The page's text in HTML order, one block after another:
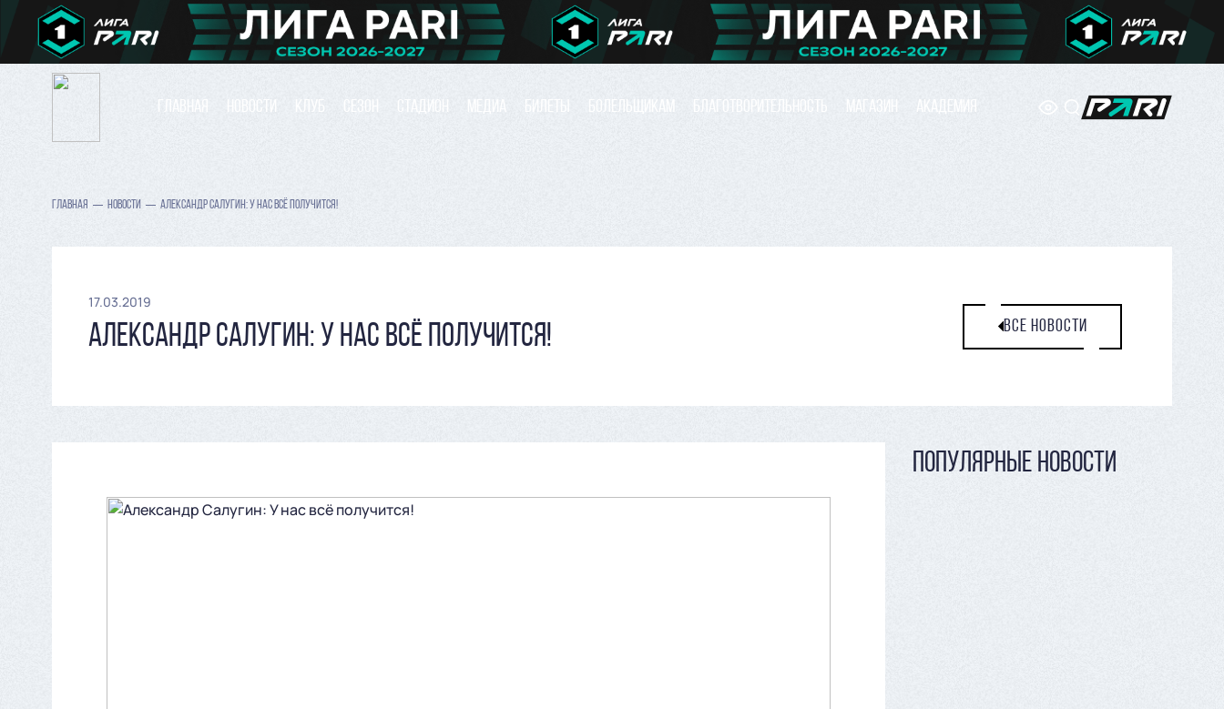
ГЛАВНАЯ НОВОСТИ КЛУБ СЕЗОН СТАДИОН МЕДИА БИЛЕТЫ БОЛЕЛЬЩИКАМ БЛАГОТВОРИТЕЛЬНОСТЬ МАГАЗИН АКАДЕМИЯ
ГЛАВНАЯ НОВОСТИ АЛЕКСАНДР САЛУГИН: У НАС ВСЁ ПОЛУЧИТСЯ!
17.03.2019
АЛЕКСАНДР САЛУГИН: У НАС ВСЁ ПОЛУЧИТСЯ! ВСЕ НОВОСТИ
ПОПУЛЯРНЫЕ НОВОСТИ